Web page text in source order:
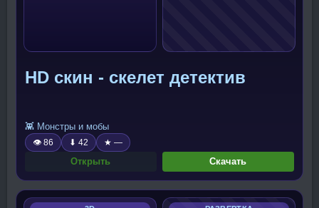
HD скин - скелет детектив
👾 Монстры и мобы
👁 86 ⬇ 42 ★ —
Открыть Скачать